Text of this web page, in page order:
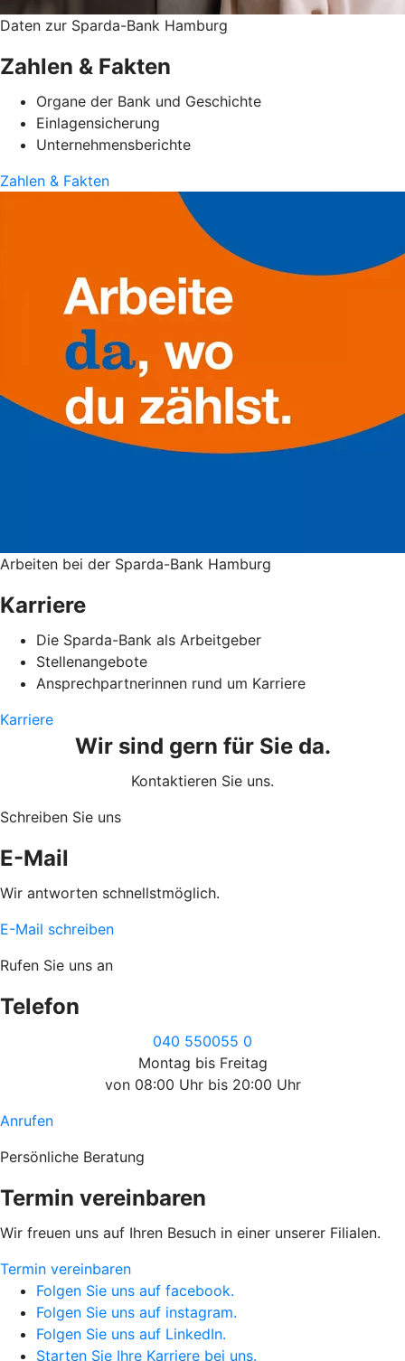
Daten zur Sparda-Bank Hamburg
Zahlen & Fakten
Organe der Bank und Geschichte
Einlagensicherung
Unternehmensberichte
Zahlen & Fakten
Arbeiten bei der Sparda-Bank Hamburg
Karriere
Die Sparda-Bank als Arbeitgeber
Stellenangebote
Ansprechpartnerinnen rund um Karriere
Karriere
Wir sind gern für Sie da.
Kontaktieren Sie uns.
Schreiben Sie uns
E-Mail
Wir antworten schnellstmöglich.
E-Mail schreiben
Rufen Sie uns an
Telefon
040 550055 0
Montag bis Freitag
von 08:00 Uhr bis 20:00 Uhr
Anrufen
Persönliche Beratung
Termin vereinbaren
Wir freuen uns auf Ihren Besuch in einer unserer Filialen.
Termin vereinbaren
Folgen Sie uns auf facebook.
Folgen Sie uns auf instagram.
Folgen Sie uns auf LinkedIn.
Starten Sie Ihre Karriere bei uns.